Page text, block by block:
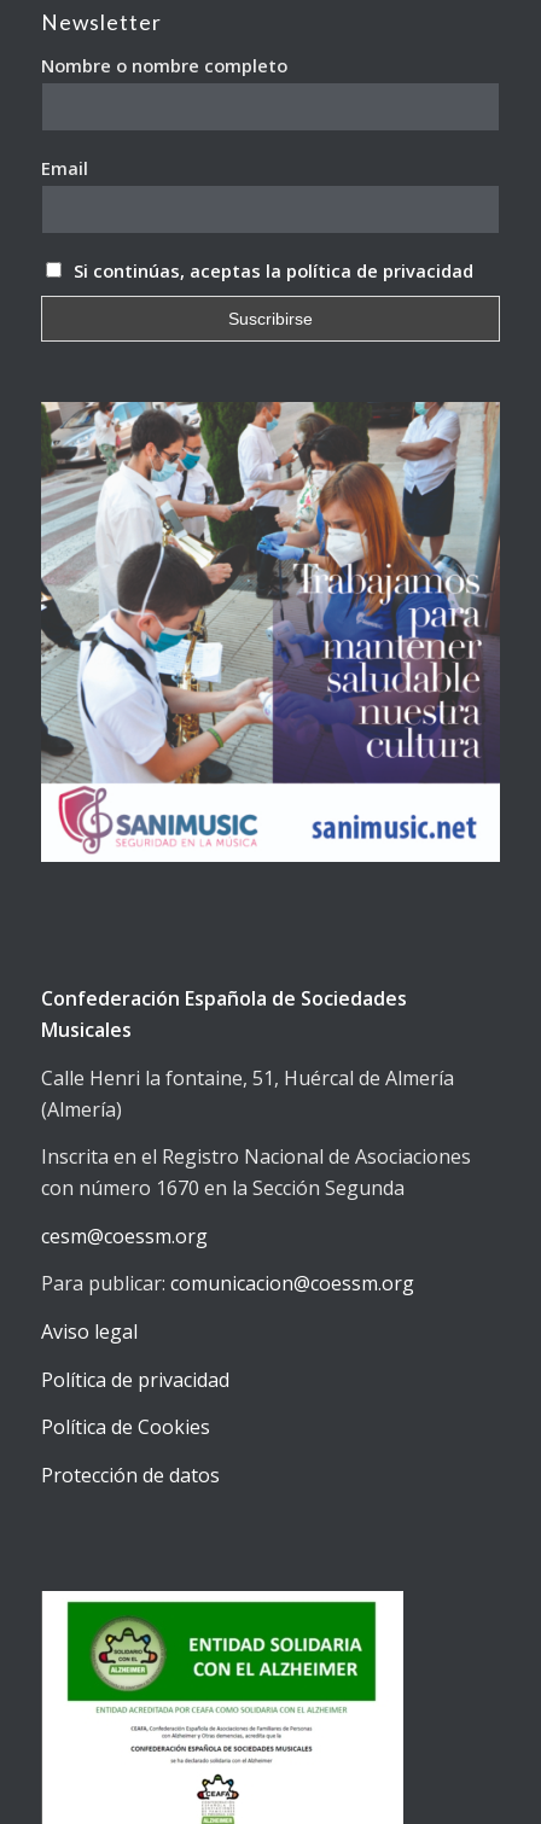
Newsletter
Nombre o nombre completo
Email
Si continúas, aceptas la política de privacidad
Confederación Española de Sociedades
Musicales
Calle Henri la fontaine, 51, Huércal de Almería
(Almería)
Inscrita en el Registro Nacional de Asociaciones
con número 1670 en la Sección Segunda
cesm@coessm.org
Para publicar: comunicacion@coessm.org
Aviso legal
Política de privacidad
Política de Cookies
Protección de datos